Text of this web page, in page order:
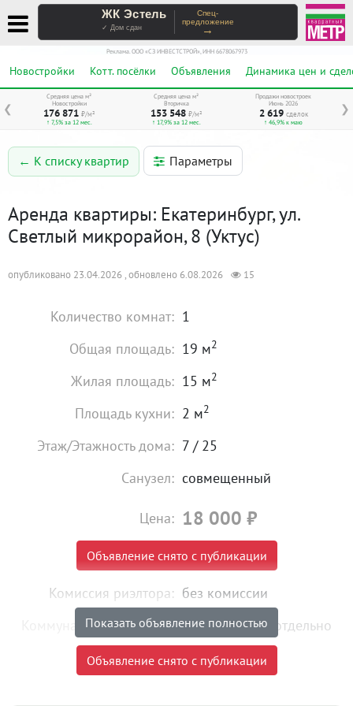
ЖК Эстель
✓ Дом сдан
Спец-
предложение
→
Реклама. ООО «СЗ ИНВЕСТСТРОЙ», ИНН 6678067973
Новостройки Котт. посёлки Объявления Динамика цен и
❮ ❯
Средняя цена м²
Новостройки
176 871 ₽/м²
↑ 7,5% за 12 мес.
Средняя цена м²
Вторичка
153 548 ₽/м²
↑ 17,9% за 12 мес.
Продажи новостроек
Июнь 2026
2 619 сделок
↑ 46,9% к маю
← К списку квартир Параметры
Аренда квартиры: Екатеринбург, ул.
Светлый микрорайон, 8 (Уктус)
опубликовано 23.04.2026 , обновлено 6.08.2026 15
Количество комнат: 1
Общая площадь: 19 м2
Жилая площадь: 15 м2
Площадь кухни: 2 м2
Этаж/Этажность дома: 7 / 25
Санузел: совмещенный
Цена: 18 000 ₽
Объявление снято с публикации
Комиссия риэлтора: без комиссии
Коммунальные платежи: оплачиваются отдельно
Тип сделки: «чистая» продажа
Показать объявление полностью
Объявление снято с публикации